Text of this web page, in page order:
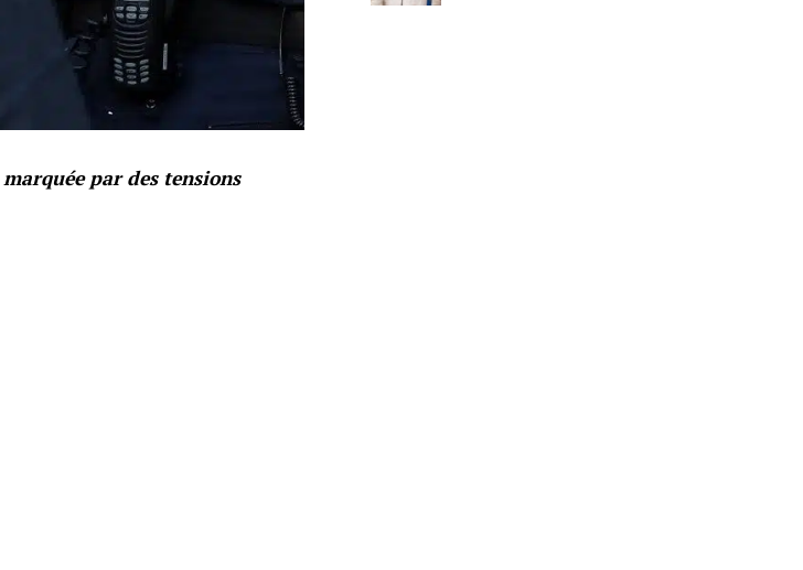
par des tensions